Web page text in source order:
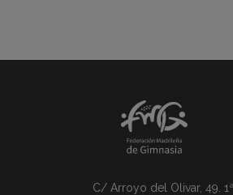
C/ Arroyo del Olivar, 49. 1ª